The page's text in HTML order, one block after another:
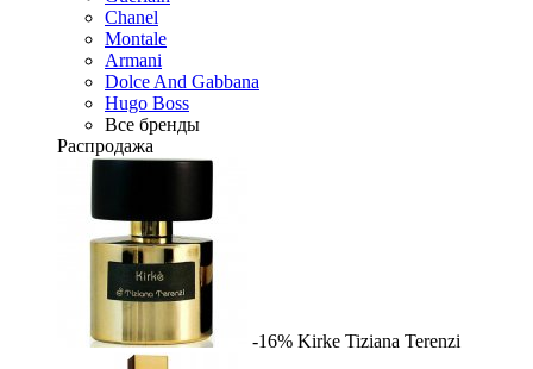
Chanel
Montale
Armani
Dolce And Gabbana
Hugo Boss
Все бренды
Распродажа
-16% Kirke Tiziana Terenzi